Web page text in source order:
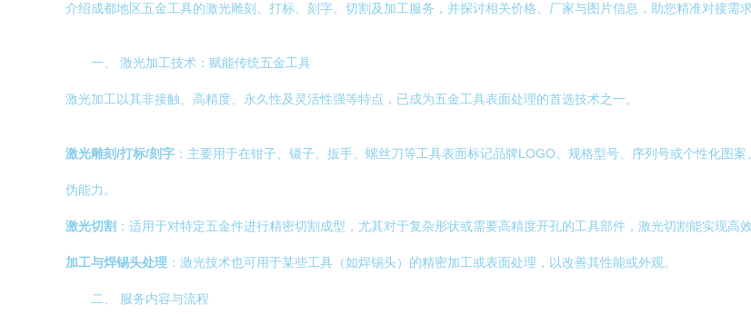
介绍成都地区五金工具的激光雕刻、打标、刻字、切割及加工服务，并探讨相关价格、厂家与图片信息，助您精准对接需求
一、 激光加工技术：赋能传统五金工具
激光加工以其非接触、高精度、永久性及灵活性强等特点，已成为五金工具表面处理的首选技术之一。
激光雕刻/打标/刻字 ：主要用于在钳子、镊子、扳手、螺丝刀等工具表面标记品牌LOGO、规格型号、序列号或个性化图
伪能力。
激光切割 ：适用于对特定五金件进行精密切割成型，尤其对于复杂形状或需要高精度开孔的工具部件，激光切割能实现高
加工与焊锡头处理 ：激光技术也可用于某些工具（如焊锡头）的精密加工或表面处理，以改善其性能或外观。
二、 服务内容与流程